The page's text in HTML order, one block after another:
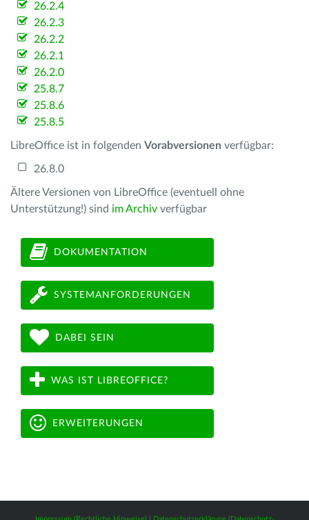
26.2.4
26.2.3
26.2.2
26.2.1
26.2.0
25.8.7
25.8.6
25.8.5
LibreOffice ist in folgenden Vorabversionen verfügbar:
26.8.0
Ältere Versionen von LibreOffice (eventuell ohne
Unterstützung!) sind im Archiv verfügbar
DOKUMENTATION
SYSTEMANFORDERUNGEN
DABEI SEIN
WAS IST LIBREOFFICE?
ERWEITERUNGEN